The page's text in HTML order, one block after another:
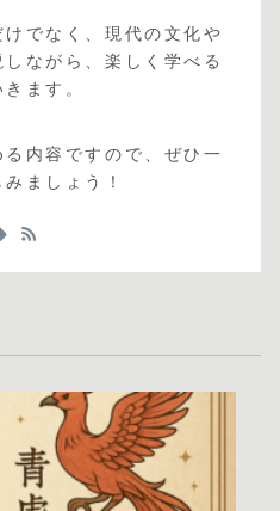
でなく、現代の文化や
ながら、楽しく学べる
ます。
内容ですので、ぜひ一
ましょう！